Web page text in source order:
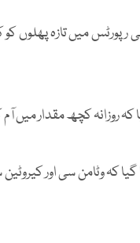
رپورٹس میں تازہ
کہ روزانہ کچھ مقدار
گیا کہ وٹامن سی اور